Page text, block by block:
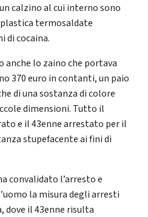
calzino al cui interno sono
termosaldate
di cocaina.
lo zaino che portava
370 euro in contanti, un paio
di una sostanza di colore
dimensioni. Tutto il
e il 43enne arrestato per il
stupefacente ai fini di
convalidato l’arresto e
la misura degli arresti
dove il 43enne risulta